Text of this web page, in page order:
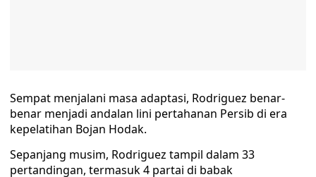
Sempat menjalani masa adaptasi, Rodriguez benar-
benar menjadi andalan lini pertahanan Persib di era
kepelatihan Bojan Hodak.
Sepanjang musim, Rodriguez tampil dalam 33
pertandingan, termasuk 4 partai di babak